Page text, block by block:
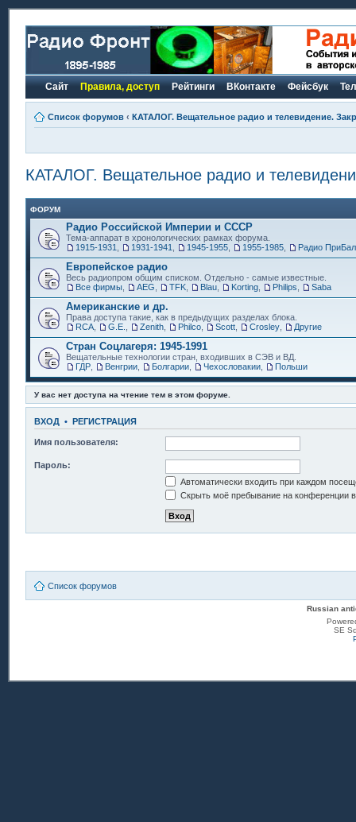
Сайт Правила, доступ Рейтинги ВКонтакте Фейсбук
Список форумов ‹ КАТАЛОГ. Вещательное радио и телевидение.
КАТАЛОГ. Вещательное радио и
ФОРУМ
Радио Российской Империи и СССР
Тема-аппарат в хронологических рамках форума.
1915-1931
1931-1941 1945-1955 1955-1985 Радио
Европейское радио
Весь радиопром общим списком. Отдельно - самые известные.
Все фирмы
AEG TFK Blau Korting Philips Saba
Американские и др.
Права доступа такие, как в предыдущих разделах блока.
RCA
G.E. Zenith Philco Scott Crosley Другие
Стран Соцлагеря: 1945-1991
Вещательные технологии стран, входивших в СЭВ и ВД.
ГДР
Венгрии Болгарии Чехословакии Польши
У вас нет доступа на чтение тем в этом форуме.
ВХОД • РЕГИСТРАЦИЯ
Имя пользователя:
Пароль:
Автоматически входить при каждом
Скрыть моё пребывание на конференции в
Список форумов
Russian
SE